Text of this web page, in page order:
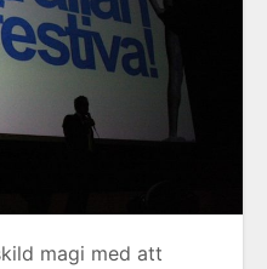
magi med att